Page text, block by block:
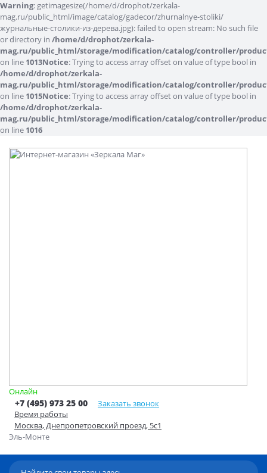
Warning: getimagesize(/home/d/drophot/zerkala-
mag.ru/public_html/image/catalog/gadecor/zhurnalnye-stoliki/
журнальные-столики-из-дерева.jpg): failed to open stream: No such file
or directory in /home/d/drophot/zerkala-
mag.ru/public_html/storage/modification/catalog/controller/
on line 1013Notice: Trying to access array offset on value of type bool in
/home/d/drophot/zerkala-
mag.ru/public_html/storage/modification/catalog/controller/
on line 1015Notice: Trying to access array offset on value of type bool in
/home/d/drophot/zerkala-
mag.ru/public_html/storage/modification/catalog/controller/
on line 1016
Онлайн
+7 (495) 973 25 00
Заказать звонок
Время работы
Москва, Днепропетровский проезд, 5с1
Эль-Монте